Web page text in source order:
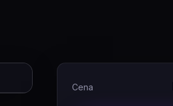
Cena